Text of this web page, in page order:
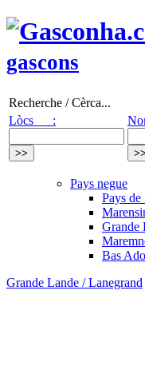
gascons
Recherche / Cèrca...
Lòcs :
Pays negue
Pays de
Grande
Bas
Grande Lande / Lanegrand